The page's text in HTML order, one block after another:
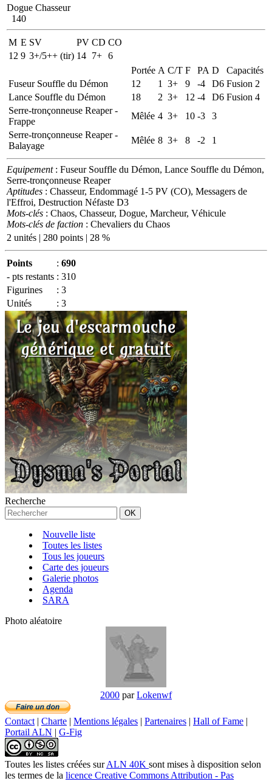
Dogue Chasseur
140
M E SV PV CD CO
12 9 3+/5++ (tir) 14 7+ 6
Portée A C/T F PA D
Capacités
Fuseur Souffle du Démon
12 1 3+ 9 -4 D6 Fusion 2
Lance Souffle du Démon
18 2 3+ 12 -4 D6 Fusion 4
Serre-tronçonneuse Reaper -
Frappe
Mêlée 4 3+ 10 -3
3
Serre-tronçonneuse Reaper -
Balayage
Mêlée 8 3+ 8 -2 1
Equipement: Fuseur Souffle du Démon, Lance Souffle du Démon,
Serre-tronçonneuse Reaper
Aptitudes : Chasseur, Endommagé 1-5 PV (CO), Messagers de
l'Effroi, Destruction Néfaste D3
Mots-clés : Chaos, Chasseur, Dogue, Marcheur, Véhicule
Mots-clés de faction : Chevaliers du Chaos
2 unités | 280 points | 28 %
Points : 690
- pts restants : 310
Figurines
: 3
Unités
: 3
Recherche
Nouvelle liste
Toutes les listes
Tous les joueurs
Carte des joueurs
Galerie photos
Agenda
SARA
Photo aléatoire
2000 parLokenwf
Contact | Charte | Mentions légales | Partenaires | Hall of Fame |
Portail ALN | G-Fig
Toutes les listes créées surALN 40K sont mises à disposition selon
les termes de la licence Creative Commons Attribution - Pas